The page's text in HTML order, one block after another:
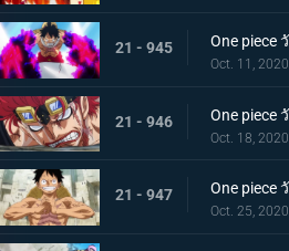
21 - 945
Oct. 11, 2020
21 - 946
Oct. 18, 2020
21 - 947
Oct. 25, 2020